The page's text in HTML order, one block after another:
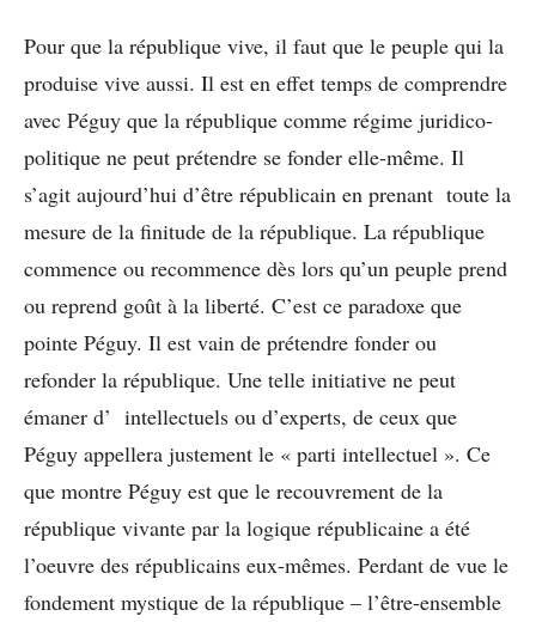
Pour que la république vive, il faut que le peuple qui la
produise vive aussi. Il est en effet temps de comprendre
avec Péguy que la république comme régime juridico-
politique ne peut prétendre se fonder elle-même. Il
s’agit aujourd’hui d’être républicain en prenant toute la
mesure de la finitude de la république. La république
commence ou recommence dès lors qu’un peuple prend
ou reprend goût à la liberté. C’est ce paradoxe que
pointe Péguy. Il est vain de prétendre fonder ou
refonder la république. Une telle initiative ne peut
émaner d’ intellectuels ou d’experts, de ceux que
Péguy appellera justement le « parti intellectuel ». Ce
que montre Péguy est que le recouvrement de la
république vivante par la logique républicaine a été
l’oeuvre des républicains eux-mêmes. Perdant de vue le
fondement mystique de la république – l’être-ensemble